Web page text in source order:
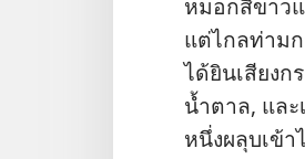
แต่​ไกล​ท่าม
ได้​ยิน​เสียง​
น้ำตาล, แล
หนึ่ง​ผลุบ​เข้า​